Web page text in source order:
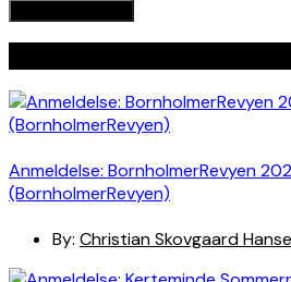
Anmeldelse: BornholmerRevyen
(BornholmerRevyen)
By: Christian Skovgaard